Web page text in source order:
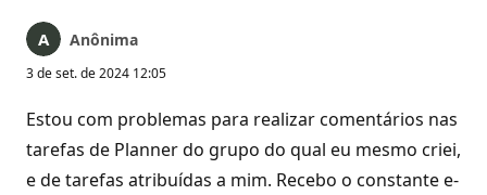
Anônima
3 de set. de 2024 12:05
Estou com problemas para realizar comentários nas
tarefas de Planner do grupo do qual eu mesmo criei,
e de tarefas atribuídas a mim. Recebo o constante e-